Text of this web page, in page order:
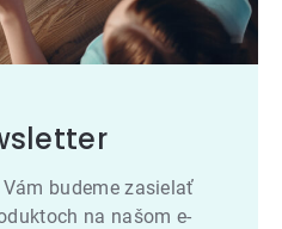
budeme zasielať
na našom e-